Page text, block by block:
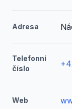
Adresa
Telefonní
číslo
Web